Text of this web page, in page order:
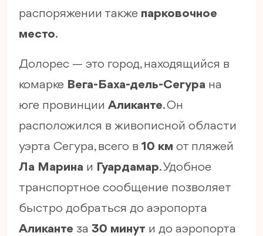
распоряжении также парковочное
место.
Долорес — это город, находящийся в
комарке Вега-Баха-дель-Сегура на
юге провинции Аликанте. Он
расположился в живописной области
уэрта Сегура, всего в 10 км от пляжей
Ла Марина и Гуардамар. Удобное
транспортное сообщение позволяет
быстро добраться до аэропорта
Аликанте за 30 минут и до аэропорта